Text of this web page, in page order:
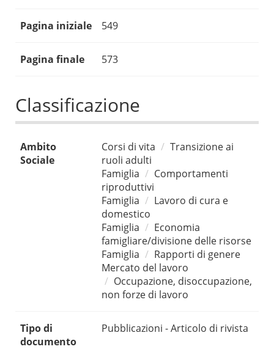
Pagina iniziale 549
Pagina finale 573
Classificazione
Ambito
Sociale
Corsi di vita
Transizione ai
ruoli adulti
Famiglia
Comportamenti
riproduttivi
Famiglia
Lavoro di cura e
domestico
Famiglia
Economia
famigliare/divisione delle risorse
Famiglia
Rapporti di genere
Mercato del lavoro
Occupazione, disoccupazione,
non forze di lavoro
Tipo di
documento
Pubblicazioni - Articolo di rivista